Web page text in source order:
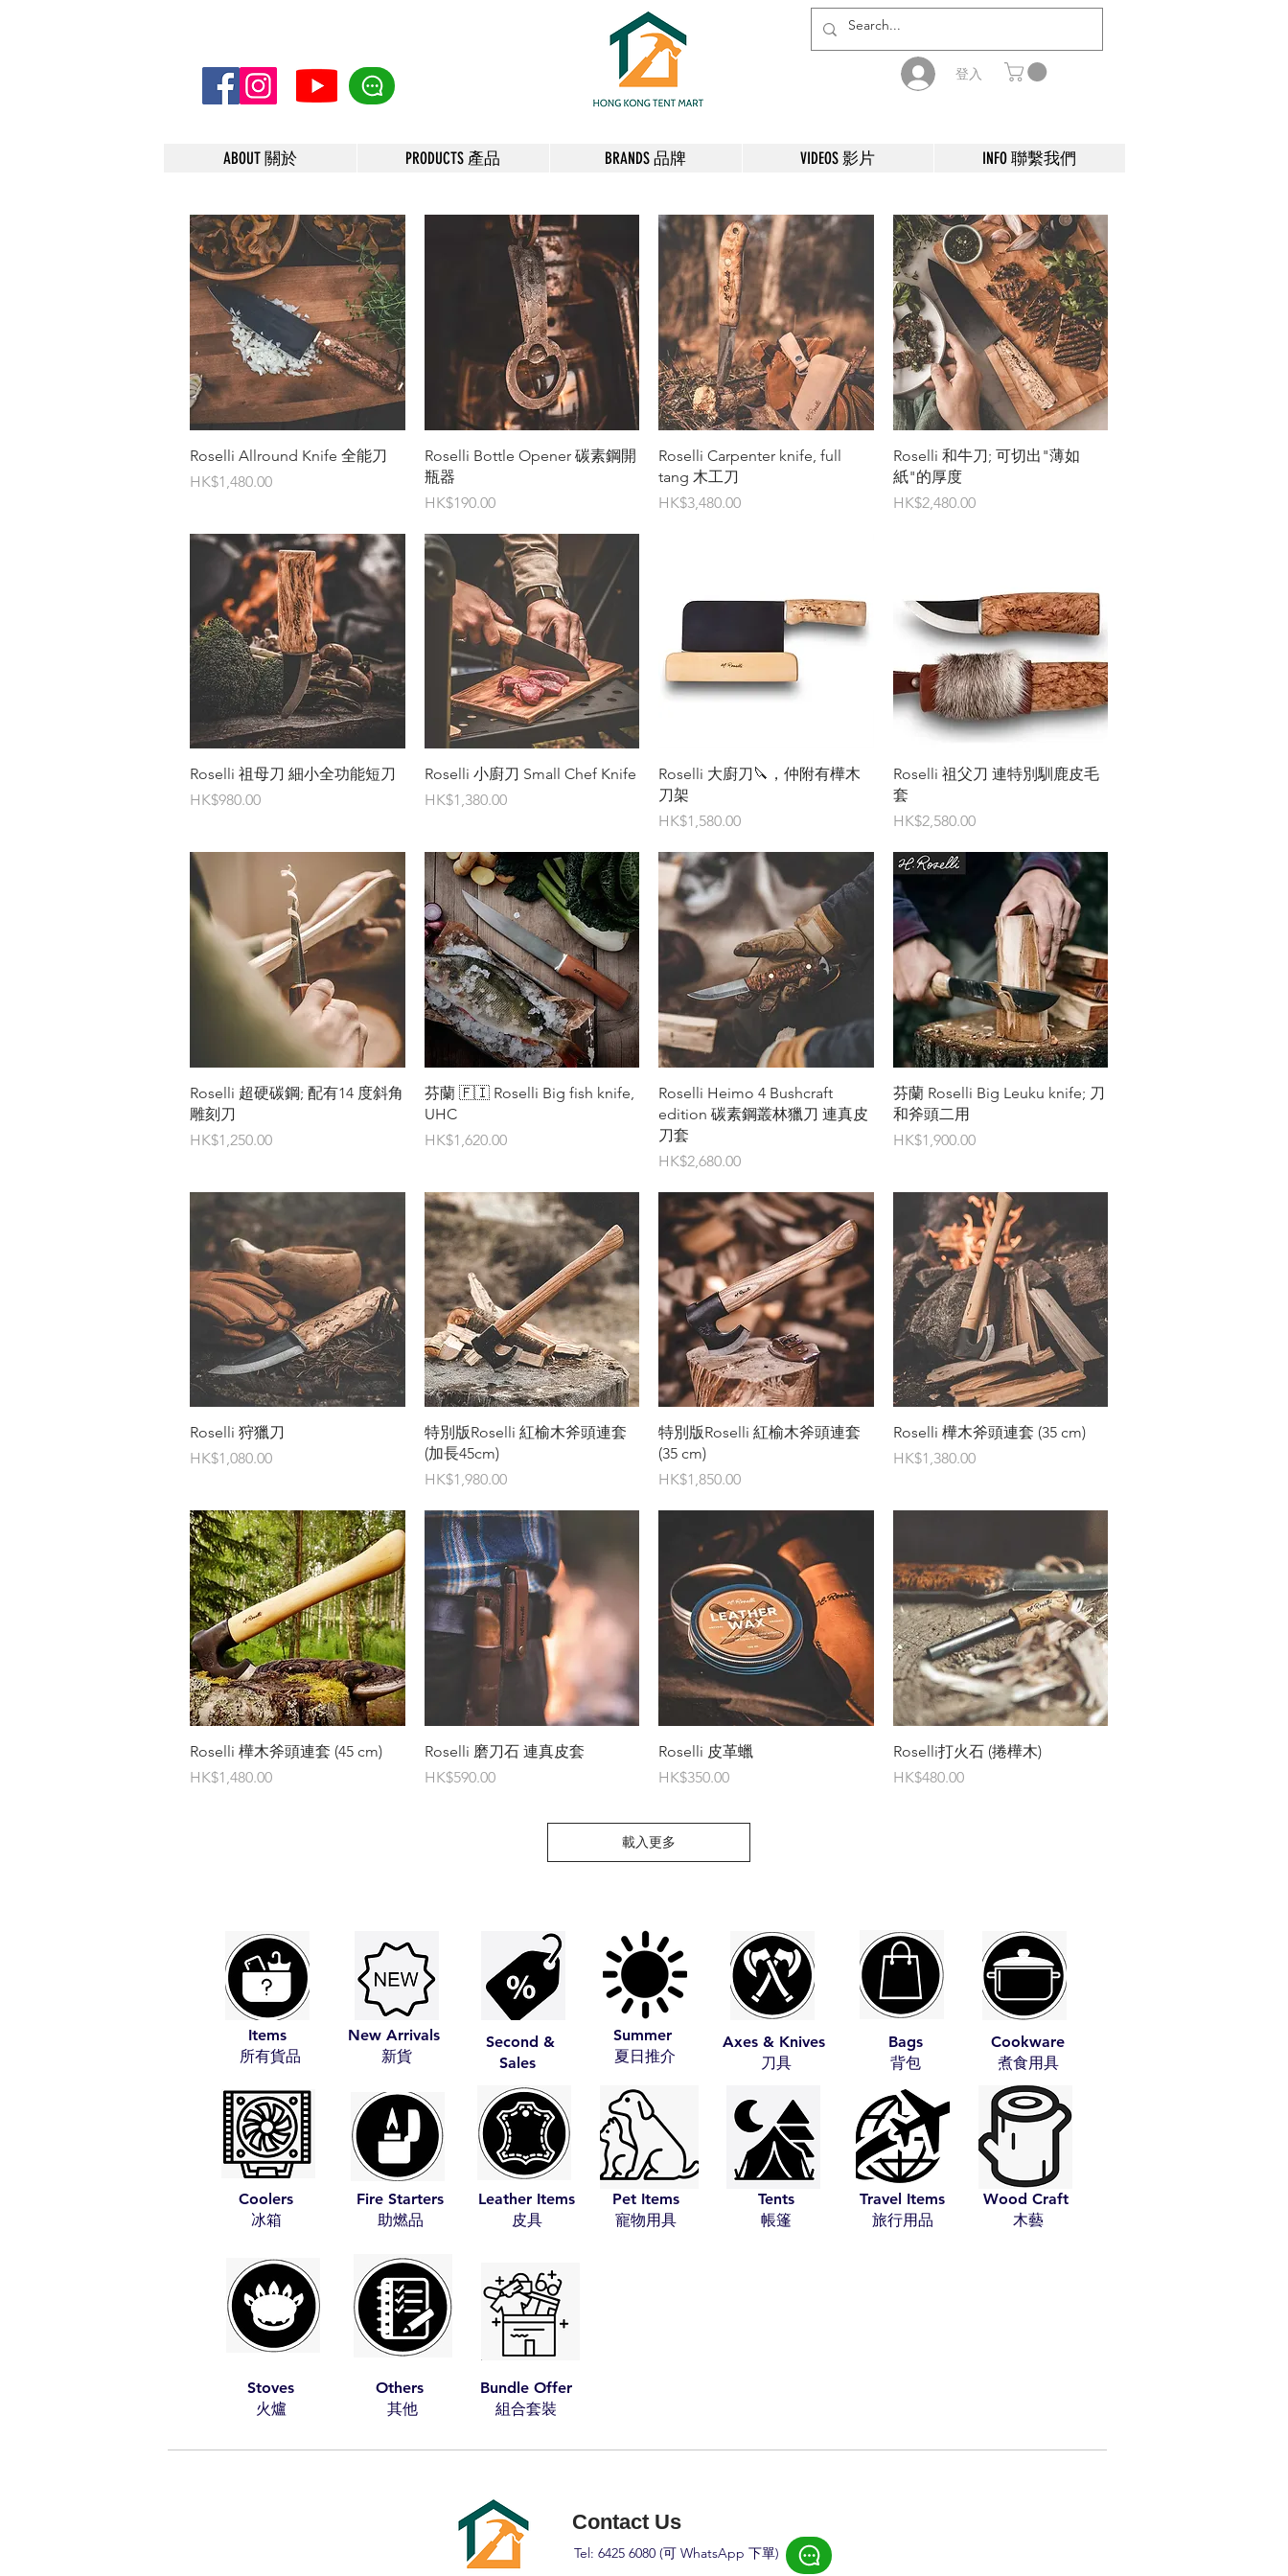
登入
ABOUT 關於 PRODUCTS 產品 BRANDS 品牌 VIDEOS 影片 INFO 聯繫我們
快速瀏覽
Roselli Allround Knife 全能刀
價格
HK$1,480.00
快速瀏覽
Roselli Bottle Opener 碳素鋼開
瓶器
價格
HK$190.00
快速瀏覽
Roselli Carpenter knife, full
tang 木工刀
價格
HK$3,480.00
快速瀏覽
Roselli 和牛刀; 可切出"薄如
紙"的厚度
價格
HK$2,480.00
快速瀏覽
Roselli 祖母刀 細小全功能短刀
價格
HK$980.00
快速瀏覽
Roselli 小廚刀 Small Chef Knife
價格
HK$1,380.00
快速瀏覽
Roselli 大廚刀🔪，仲附有樺木
刀架
價格
HK$1,580.00
快速瀏覽
Roselli 祖父刀 連特別馴鹿皮毛
套
價格
HK$2,580.00
快速瀏覽
Roselli 超硬碳鋼; 配有14 度斜角
雕刻刀
價格
HK$1,250.00
快速瀏覽
芬蘭 🇫🇮 Roselli Big fish knife,
UHC
價格
HK$1,620.00
快速瀏覽
Roselli Heimo 4 Bushcraft
edition 碳素鋼叢林獵刀 連真皮
刀套
價格
HK$2,680.00
快速瀏覽
芬蘭 Roselli Big Leuku knife; 刀
和斧頭二用
價格
HK$1,900.00
快速瀏覽
Roselli 狩獵刀
價格
HK$1,080.00
快速瀏覽
特別版Roselli 紅榆木斧頭連套
(加長45cm)
價格
HK$1,980.00
快速瀏覽
特別版Roselli 紅榆木斧頭連套
(35 cm)
價格
HK$1,850.00
快速瀏覽
Roselli 樺木斧頭連套 (35 cm)
價格
HK$1,380.00
快速瀏覽
Roselli 樺木斧頭連套 (45 cm)
價格
HK$1,480.00
快速瀏覽
Roselli 磨刀石 連真皮套
價格
HK$590.00
快速瀏覽
Roselli 皮革蠟
價格
HK$350.00
快速瀏覽
Roselli打火石 (捲樺木)
價格
HK$480.00
載入更多
Items
​所有貨品
Coolers
​冰箱
New Arrivals
​新貨
Fire Starters
​助燃品
Second &
Sales
Leather Items
​皮具
Summer
​夏日推介
Pet Items
​寵物用具
Axes & Knives
​刀具
Tents
​帳篷
Bags
​背包
Travel Items
​旅行用品
Cookware
​煮食用具
Wood Craft
​木藝
Stoves
​火爐
Others
​其他
Bundle Offer
​組合套裝​​
Contact Us
Tel: 6425 6080 (可 WhatsApp 下單)